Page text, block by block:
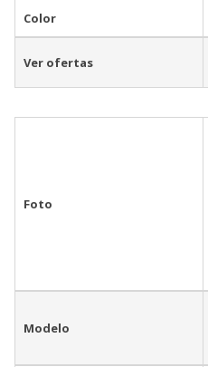
Color
Ver ofertas
Foto
Modelo